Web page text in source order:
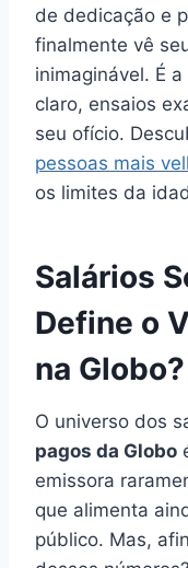
de dedicação e
finalmente vê
inimaginável. É
claro, ensaios
seu ofício.
pessoas mais
os limites da
Salários
Define o
na Globo?
O universo dos
pagos da Globo
emissora
que alimenta
público. Mas,